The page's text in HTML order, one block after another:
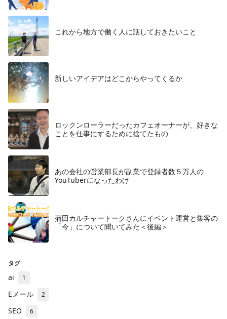
これから地方で働く人に話しておきたいこと
​新しいアイデアはどこからやってくるか
ロックンローラーだったカフェオーナーが、好きな
ことを仕事にするために捨てたもの
あの会社の営業部長が副業で登録者数５万人の
YouTuberになったわけ
蒲田カルチャートークさんにイベント運営と集客の
「今」について聞いてみた＜後編＞
タグ
ai 1
Eメール 2
SEO 6